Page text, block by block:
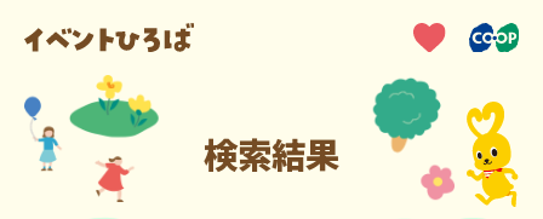
検索結果